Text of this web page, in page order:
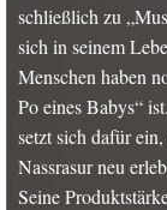
schließlich zu
sich in seinem
Menschen haben
Po eines Babys“
setzt sich dafür
Nassrasur neu
Seine